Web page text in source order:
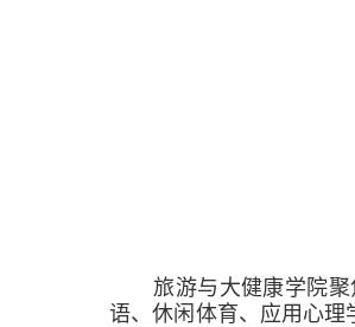
旅游与大健康学院聚
语、休闲体育、应用心理